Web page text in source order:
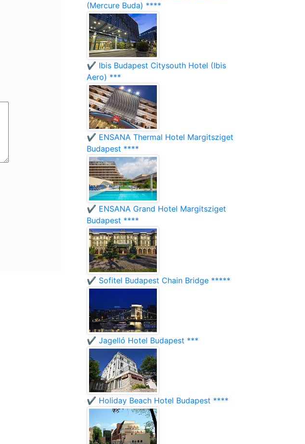
(Mercure Buda) ****
✔️ Ibis Budapest Citysouth Hotel (Ibis
Aero) ***
✔️ ENSANA Thermal Hotel Margitsziget
Budapest ****
✔️ ENSANA Grand Hotel Margitsziget
Budapest ****
✔️ Sofitel Budapest Chain Bridge *****
✔️ Jagelló Hotel Budapest ***
✔️ Holiday Beach Hotel Budapest ****